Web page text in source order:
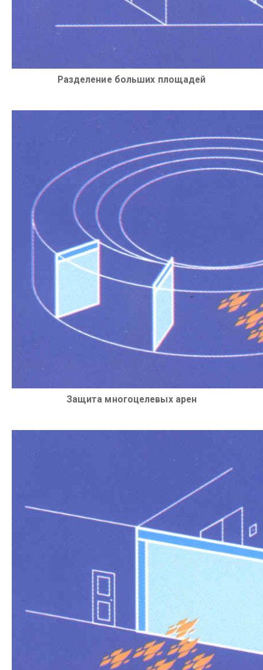
Разделение больших площадей
Защита многоцелевых арен